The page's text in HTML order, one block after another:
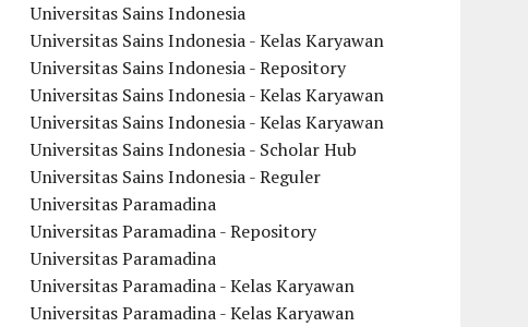
Universitas Sains Indonesia
Universitas Sains Indonesia - Kelas Karyawan
Universitas Sains Indonesia - Repository
Universitas Sains Indonesia - Kelas Karyawan
Universitas Sains Indonesia - Kelas Karyawan
Universitas Sains Indonesia - Scholar Hub
Universitas Sains Indonesia - Reguler
Universitas Paramadina
Universitas Paramadina - Repository
Universitas Paramadina
Universitas Paramadina - Kelas Karyawan
Universitas Paramadina - Kelas Karyawan